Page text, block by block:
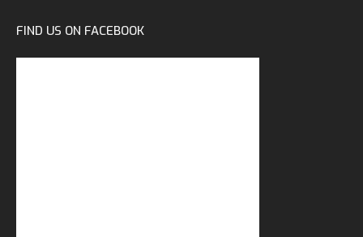
FIND US ON FACEBOOK